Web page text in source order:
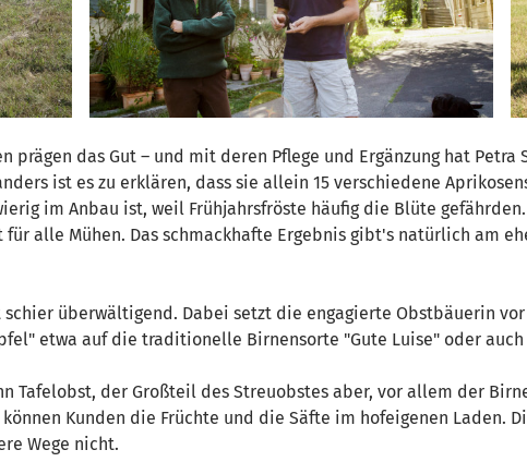
das Gut – und mit deren Pflege und Ergänzung hat
ist es zu erklären, dass sie allein 15 verschiedene
im Anbau ist, weil Frühjahrsfröste häufig die Blüte
alle Mühen. Das schmackhafte Ergebnis gibt's natürlich am
überwältigend. Dabei setzt die engagierte Obstbäuerin
etwa auf die traditionelle Birnensorte "Gute Luise" oder auch
Tafelobst, der Großteil des Streuobstes aber, vor allem der
Kunden die Früchte und die Säfte im hofeigenen Laden.
Wege nicht.